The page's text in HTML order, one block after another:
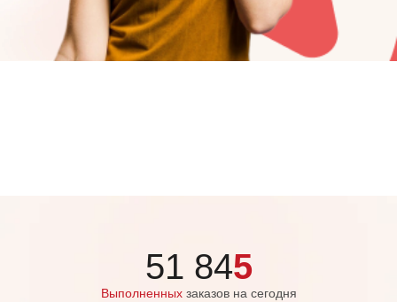
51 845
Выполненныхзаказов на сегодня